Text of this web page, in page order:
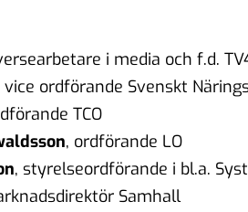
i media och f.d.
vice ordförande Svenskt
TCO
, ordförande LO
, styrelseordförande i bl.a.
Samhall